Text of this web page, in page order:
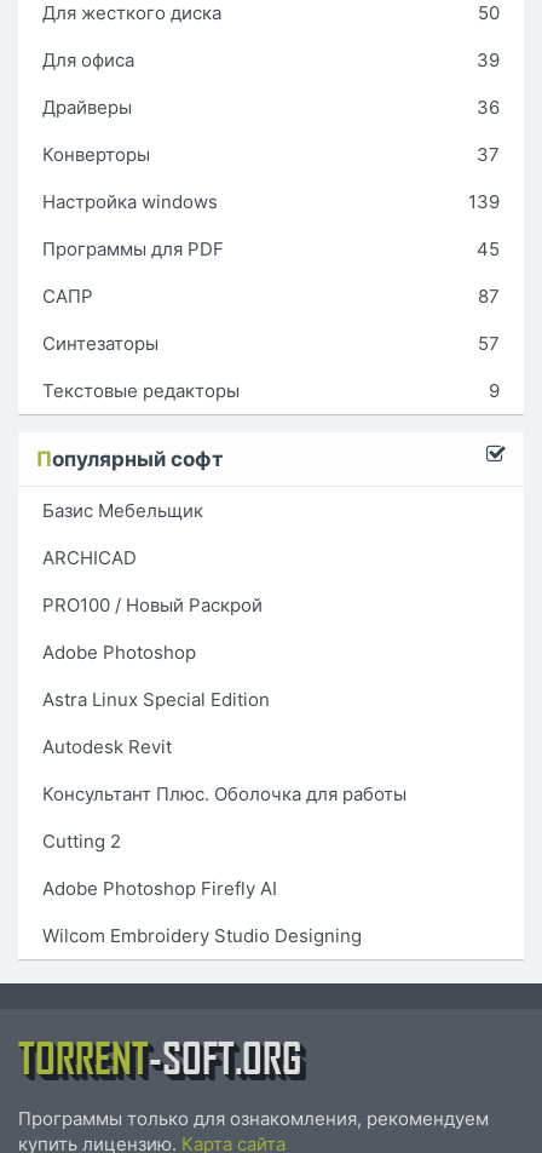
Для жесткого диска 50
Для офиса 39
Драйверы 36
Конверторы 37
Настройка windows 139
Программы для PDF 45
САПР 87
Синтезаторы 57
Текстовые редакторы 9
Популярный софт
Базис Мебельщик
ARCHICAD
PRO100 / Новый Раскрой
Adobe Photoshop
Astra Linux Special Edition
Autodesk Revit
Консультант Плюс. Оболочка для работы
Cutting 2
Adobe Photoshop Firefly AI
Wilcom Embroidery Studio Designing
TORRENT-SOFT.ORG
Программы только для ознакомления, рекомендуем
купить лицензию. Карта сайта